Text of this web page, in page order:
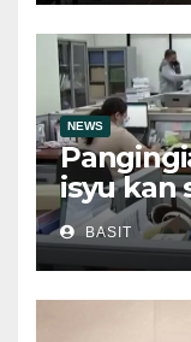
NEWS
isyu kan
obrero,
ilegal
BASIT